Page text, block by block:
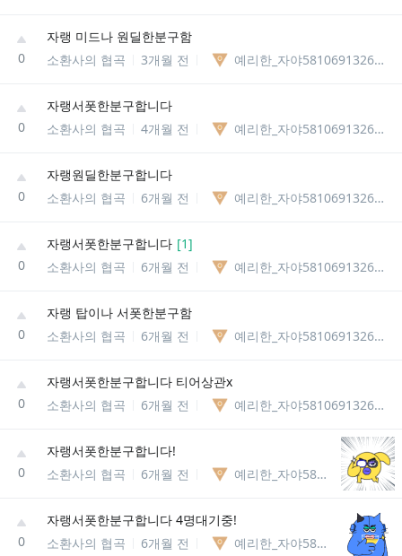
0
자랭 미드나 원딜한분구함
소환사의 협곡
3개월 전 예리한_자야58106913269545
0
자랭서폿한분구합니다
소환사의 협곡
4개월 전 예리한_자야58106913269545
0
자랭원딜한분구합니다
소환사의 협곡
6개월 전 예리한_자야58106913269545
0
자랭서폿한분구합니다 [1]
소환사의 협곡
6개월 전 예리한_자야58106913269545
0
자랭 탑이나 서폿한분구함
소환사의 협곡
6개월 전 예리한_자야58106913269545
0
자랭서폿한분구합니다 티어상관x
소환사의 협곡
6개월 전 예리한_자야58106913269545
0
자랭서폿한분구합니다!
소환사의 협곡
6개월 전 예리한_자야58106913269545
0
자랭서폿한분구합니다 4명대기중!
소환사의 협곡
6개월 전 예리한_자야58106913269545